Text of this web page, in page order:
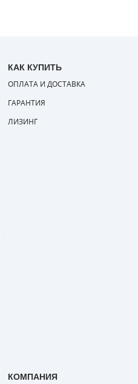
КАК КУПИТЬ
ОПЛАТА И ДОСТАВКА
ГАРАНТИЯ
ЛИЗИНГ
КОМПАНИЯ